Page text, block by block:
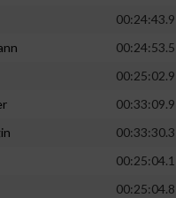
00:24:43.9
00:24:53.5
00:25:02.9
00:33:09.9
00:33:30.3
00:25:04.1
00:25:04.8